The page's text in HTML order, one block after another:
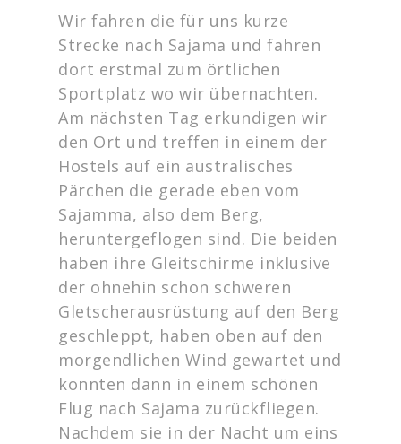
Wir fahren die für uns kurze
Strecke nach Sajama und fahren
dort erstmal zum örtlichen
Sportplatz wo wir übernachten.
Am nächsten Tag erkundigen wir
den Ort und treffen in einem der
Hostels auf ein australisches
Pärchen die gerade eben vom
Sajamma, also dem Berg,
heruntergeflogen sind. Die beiden
haben ihre Gleitschirme inklusive
der ohnehin schon schweren
Gletscherausrüstung auf den Berg
geschleppt, haben oben auf den
morgendlichen Wind gewartet und
konnten dann in einem schönen
Flug nach Sajama zurückfliegen.
Nachdem sie in der Nacht um eins